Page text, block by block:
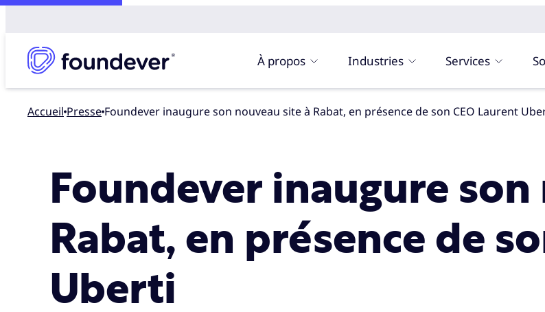
À propos Industries Services
Accueil presse Foundever inaugure son nouveau site à Rabat, en présence de son CEO Laurent
Foundever inaugure
Rabat, en présence de
Uberti